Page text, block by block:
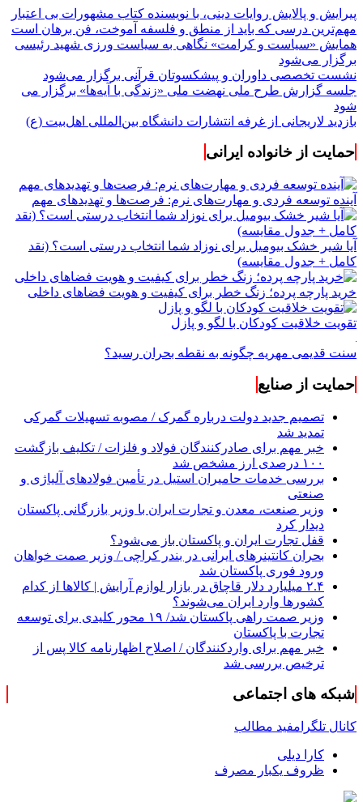
پیرایش و پالایش روایات دینی، با نویسنده کتاب مشهورات بی اعتبار
مهم‌ترین درسی که باید از منطق و فلسفه آموخت، فن برهان است
همایش «سیاست و کرامت» نگاهی به سیاست ورزی شهید رئیسی
برگزار می‌شود
نشست تخصصی داوران و پیشکسوتان قرآنی برگزار می‌شود
جلسه گزارش طرح ملی نهضت ملی «زندگی با آیه‌ها» برگزار می
شود
بازدید لاریجانی از غرفه انتشارات دانشگاه بین‌المللی اهل‌بیت (ع)
حمایت از خانواده ایرانی
آینده توسعه فردی و مهارت‌های نرم: فرصت‌ها و تهدیدهای مهم
آیا شیر خشک بیومیل برای نوزاد شما انتخاب درستی است؟ (نقد
کامل + جدول مقایسه)
خرید پارچه پرده؛ زنگ خطر برای کیفیت و هویت فضاهای داخلی
تقویت خلاقیت کودکان با لگو و پازل
سنت قدیمی مهریه چگونه به نقطه بحران رسید؟
حمایت از صنایع
تصمیم جدید دولت درباره گمرک / مصوبه تسهیلات گمرکی
تمدید شد
خبر مهم برای صادرکنندگان فولاد و فلزات / تکلیف بازگشت
۱۰۰ درصدی ارز مشخص شد
بررسی خدمات حامیران استیل در تأمین فولادهای آلیاژی و
صنعتی
وزیر صنعت، معدن و تجارت ایران با وزیر بازرگانی پاکستان
دیدار کرد
قفل تجارت ایران و پاکستان باز می‌شود؟
بحران کانتینر‌های ایرانی در بندر کراچی / وزیر صمت خواهان
ورود فوری پاکستان شد
۲.۴ میلیارد دلار قاچاق در بازار لوازم آرایش | کالاها از کدام
کشورها وارد ایران می‌شوند؟
وزیر صمت راهی پاکستان شد/ ۱۹ محور کلیدی برای توسعه
تجارت با پاکستان
خبر مهم برای واردکنندگان / اصلاح اظهارنامه کالا پس از
ترخیص بررسی شد
شبکه های اجتماعی
کانال تلگرامفید مطالب
کارا دیلی
ظروف یکبار مصرف